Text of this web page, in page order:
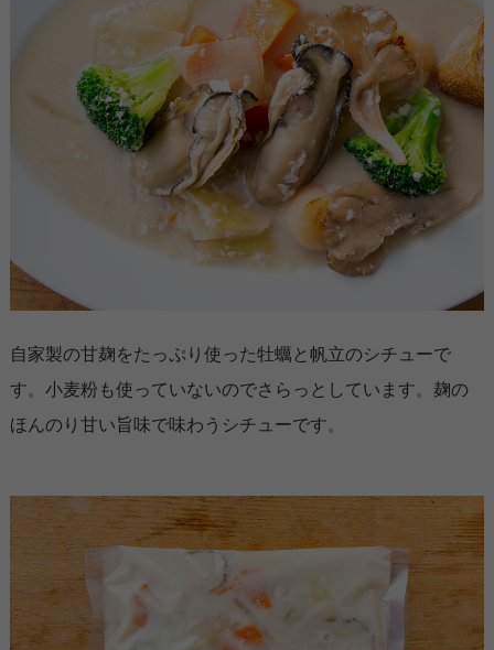
自家製の甘麹をたっぷり使った牡蠣と帆立のシチューで
す。小麦粉も使っていないのでさらっとしています。麹の
ほんのり甘い旨味で味わうシチューです。